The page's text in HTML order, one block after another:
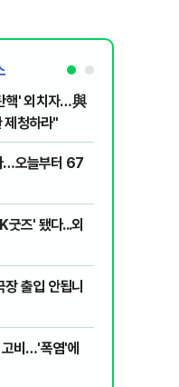
핵' 외치자…與
제청하라"
…오늘부터 67
즈' 됐다...외
장 출입 안됩니
비…'폭염'에